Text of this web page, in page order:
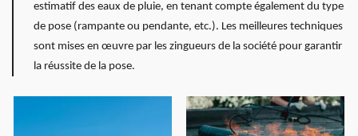
estimatif des eaux de pluie, en tenant compte également du type
de pose (rampante ou pendante, etc.). Les meilleures techniques
sont mises en œuvre par les zingueurs de la société pour garantir
la réussite de la pose.